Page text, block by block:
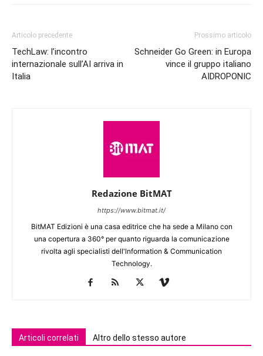
Articolo precedente
TechLaw: l’incontro
internazionale sull’AI arriva in
Italia
Prossimo articolo
Schneider Go Green: in Europa
vince il gruppo italiano
AIDROPONIC
Redazione BitMAT
https://www.bitmat.it/
BitMAT Edizioni è una casa editrice che ha sede a Milano con
una copertura a 360° per quanto riguarda la comunicazione
rivolta agli specialisti dell'lnformation & Communication
Technology.
Articoli correlati Altro dello stesso autore